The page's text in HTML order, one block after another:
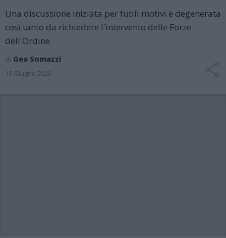
Una discussione iniziata per futili motivi è degenerata
così tanto da richiedere l'intervento delle Forze
dell'Ordine
di Gea Somazzi
13 Giugno 2026